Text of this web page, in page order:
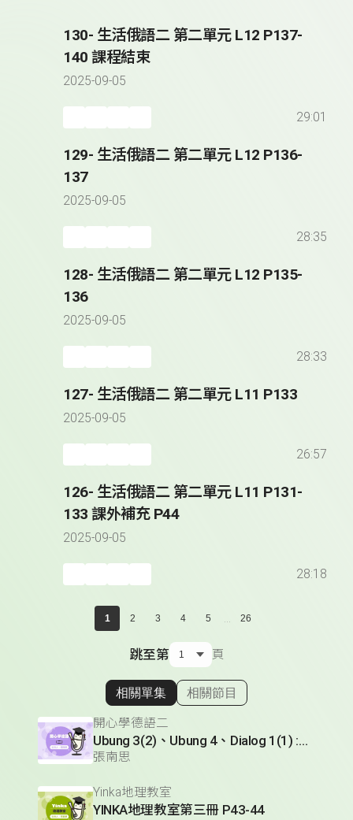
130- 生活俄語二 第二單元 L12 P137-
140 課程結束
2025-09-05
29:01
129- 生活俄語二 第二單元 L12 P136-
137
2025-09-05
28:35
128- 生活俄語二 第二單元 L12 P135-
136
2025-09-05
28:33
127- 生活俄語二 第二單元 L11 P133
2025-09-05
26:57
126- 生活俄語二 第二單元 L11 P131-
133 課外補充 P44
2025-09-05
28:18
1 2 3 4 5 ... 26
跳至第 頁
顯示相關單集
相關單集 相關節目
開心學德語二
Ubung 3(2)、Ubung 4、Dialog 1(1) :Glossar
張南思
Yinka地理教室
YINKA地理教室第三冊 P43-44